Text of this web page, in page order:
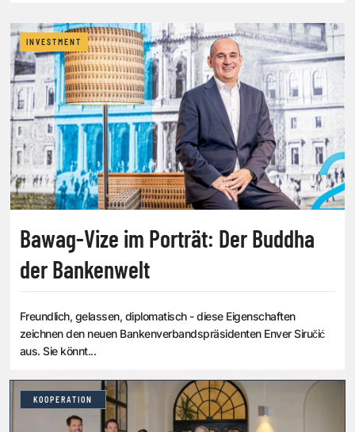
INVESTMENT
Bawag-Vize im Porträt: Der Buddha
der Bankenwelt
Freundlich, gelassen, diplomatisch - diese Eigenschaften
zeichnen den neuen Bankenverbandspräsidenten Enver Siručić
aus. Sie könnt...
KOOPERATION